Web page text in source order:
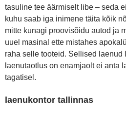
tasuline tee äärmiselt libe – seda
kuhu saab iga inimene täita kõik
mitte kunagi proovisõidu autod ja
uuel masinal ette mistahes
raha selle tooteid. Sellised laenud
laenutaotlus on enamjaolt ei anta
tagatisel.
laenukontor tallinnas